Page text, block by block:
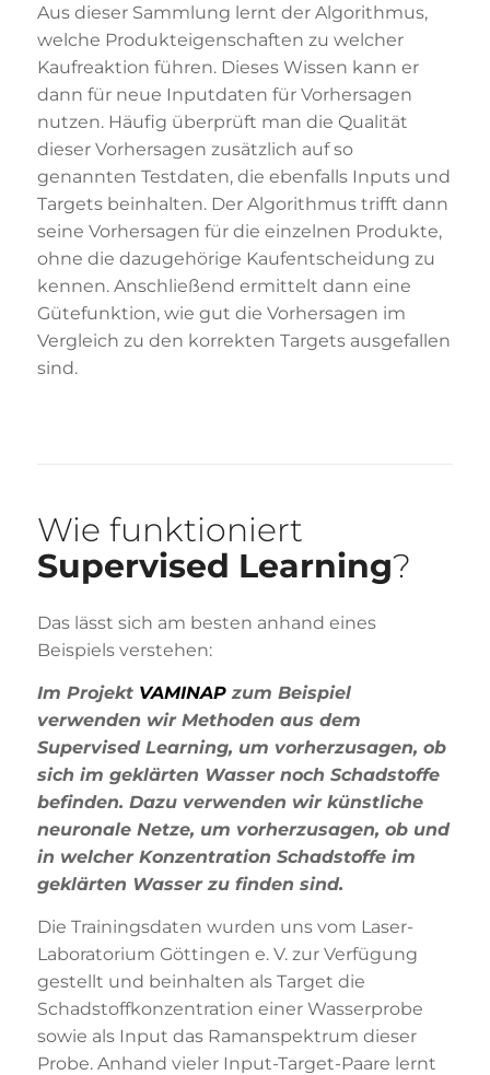
Aus dieser Sammlung lernt der Algorithmus,
welche Produkteigenschaften zu welcher
Kaufreaktion führen. Dieses Wissen kann er
dann für neue Inputdaten für Vorhersagen
nutzen. Häufig überprüft man die Qualität
dieser Vorhersagen zusätzlich auf so
genannten Testdaten, die ebenfalls Inputs und
Targets beinhalten. Der Algorithmus trifft dann
seine Vorhersagen für die einzelnen Produkte,
ohne die dazugehörige Kaufentscheidung zu
kennen. Anschließend ermittelt dann eine
Gütefunktion, wie gut die Vorhersagen im
Vergleich zu den korrekten Targets ausgefallen
sind.
Wie funktioniert
Supervised Learning?
Das lässt sich am besten anhand eines
Beispiels verstehen:
Im Projekt VAMINAPzum Beispiel
verwenden wir Methoden aus dem
Supervised Learning, um vorherzusagen, ob
sich im geklärten Wasser noch Schadstoffe
befinden. Dazu verwenden wir künstliche
neuronale Netze, um vorherzusagen, ob und
in welcher Konzentration Schadstoffe im
geklärten Wasser zu finden sind.
Die Trainingsdaten wurden uns vom Laser-
Laboratorium Göttingen e. V. zur Verfügung
gestellt und beinhalten als Target die
Schadstoffkonzentration einer Wasserprobe
sowie als Input das Ramanspektrum dieser
Probe. Anhand vieler Input-Target-Paare lernt